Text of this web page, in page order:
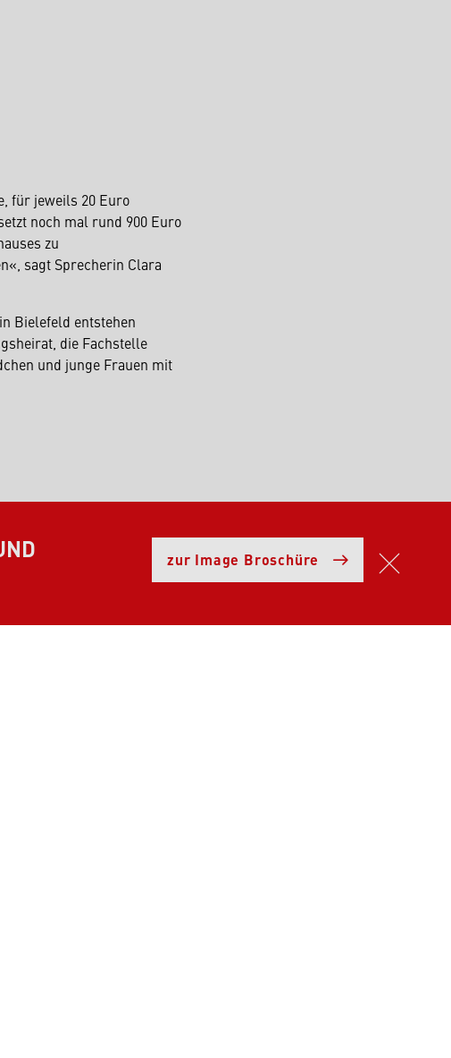
zur Image Broschüre
für jeweils 20 Euro
noch mal rund 900 Euro
zu
sagt Sprecherin Clara
Bielefeld entstehen
die Fachstelle
und junge Frauen mit